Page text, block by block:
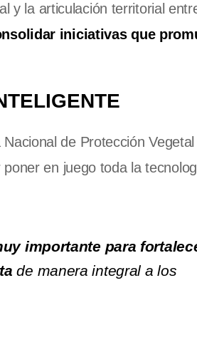
y la articulación territorial
iniciativas que
de Protección Vegetal
en juego toda la
importante para
de manera integral a los